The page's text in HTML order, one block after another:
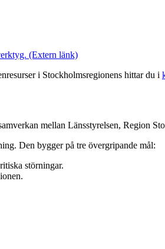
(Extern länk)
i Stockholmsregionens hittar du i
mellan Länsstyrelsen, Region
Den bygger på tre övergripande mål:
störningar.